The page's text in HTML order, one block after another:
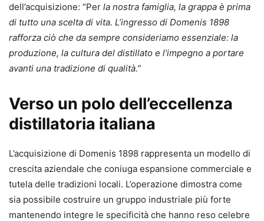
dell’acquisizione: “Per la nostra famiglia, la grappa è prima
di tutto una scelta di vita. L’ingresso di Domenis 1898
rafforza ciò che da sempre consideriamo essenziale: la
produzione, la cultura del distillato e l’impegno a portare
avanti una tradizione di qualità.”
Verso un polo dell’eccellenza
distillatoria italiana
L’acquisizione di Domenis 1898 rappresenta un modello di
crescita aziendale che coniuga espansione commerciale e
tutela delle tradizioni locali. L’operazione dimostra come
sia possibile costruire un gruppo industriale più forte
mantenendo integre le specificità che hanno reso celebre